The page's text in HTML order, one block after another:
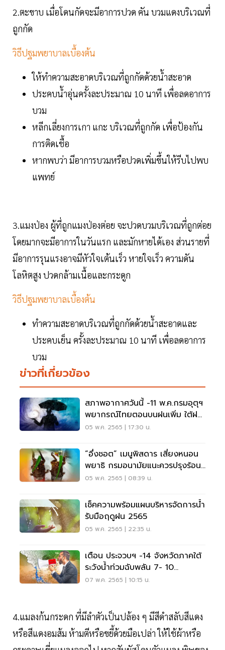
2.ตะขาบ เมื่อโดนกัดจะมีอาการปวด คัน บวมแดงบริเวณที่
ถูกกัด
วิธีปฐมพยาบาลเบื้องต้น
ให้ทำความสะอาดบริเวณที่ถูกกัดด้วยน้ำสะอาด
ประคบน้ำอุ่นครั้งละประมาณ 10 นาที เพื่อลดอาการ
บวม
หลีกเลี่ยงการเกา แกะ บริเวณที่ถูกกัด เพื่อป้องกัน
การติดเชื้อ
หากพบว่า มีอาการบวมหรือปวดเพิ่มขึ้นให้รีบไปพบ
แพทย์
3.แมงป่อง ผู้ที่ถูกแมงป่องต่อย จะปวดบวมบริเวณที่ถูกต่อย
โดยมากจะมีอาการในวันแรก และมักหายได้เอง ส่วนรายที่
มีอาการรุนแรงอาจมีหัวใจเต้นเร็ว หายใจเร็ว ความดัน
โลหิตสูง ปวดกล้ามเนื้อและกระดูก
วิธีปฐมพยาบาลเบื้องต้น
ทำความสะอาดบริเวณที่ถูกกัดด้วยน้ำสะอาดและ
ประคบเย็น ครั้งละประมาณ 10 นาที เพื่อลดอาการ
บวม
ข่าวที่เกี่ยวข้อง
สภาพอากาศวันนี้ -11 พ.ค.กรมอุตุฯ
พยากรณ์ไทยตอนบนฝนเพิ่ม ใต้ฝน
ตกตลอดช่วง
05 พ.ค. 2565 | 17:30 น.
“อึ่งชอต” เมนูพิสดาร เสี่ยงหนอน
พยาธิ กรมอนามัยแนะควรปรุงร้อน
กินสุกทั่วๆ
05 พ.ค. 2565 | 08:39 น.
เช็คความพร้อมแผนบริหารจัดการน้ำ
รับมือฤดูฝน 2565
05 พ.ค. 2565 | 22:35 น.
เตือน ประจวบฯ -14 จังหวัดภาคใต้
ระวังน้ำท่วมฉับพลัน 7- 10
พ.ค.65 นี้
07 พ.ค. 2565 | 10:15 น.
4.แมลงก้นกระดก ที่มีลำตัวเป็นปล้อง ๆ มีสีดำสลับสีแดง
หรือสีแดงอมส้ม ห้ามตีหรือขยี้ด้วยมือเปล่า ให้ใช้ผ้าหรือ